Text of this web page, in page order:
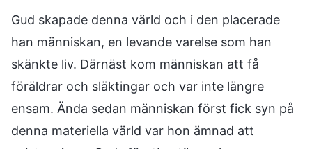
Gud skapade denna värld och i den placerade
han människan, en levande varelse som han
skänkte liv. Därnäst kom människan att få
föräldrar och släktingar och var inte längre
ensam. Ända sedan människan först fick syn på
denna materiella värld var hon ämnad att